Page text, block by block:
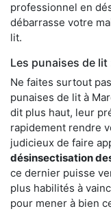
professionnel en
débarrasse votre
lit.
Les punaises de
Ne faites surtout
punaises de lit à
dit plus haut, leur
rapidement rendre
judicieux de faire
désinsectisation
ce dernier puisse
plus habilités à
pour mener à bien